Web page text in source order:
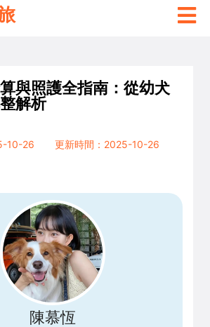
與照護全指南：從幼犬
解析
10-26
更新時間：2025-10-26
陳慕恆